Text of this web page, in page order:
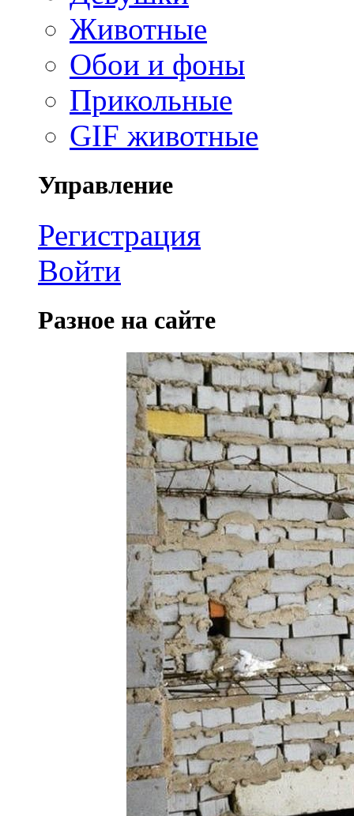
Животные
Обои и фоны
Прикольные
GIF животные
Управление
Регистрация
Войти
Разное на сайте